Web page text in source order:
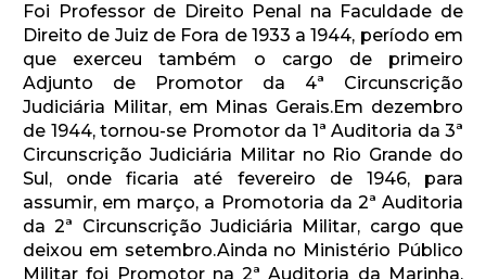
Foi Professor de Direito Penal na Faculdade de
Direito de Juiz de Fora de 1933 a 1944, período em
que exerceu também o cargo de primeiro
Adjunto de Promotor da 4ª Circunscrição
Judiciária Militar, em Minas Gerais.Em dezembro
de 1944, tornou-se Promotor da 1ª Auditoria da 3ª
Circunscrição Judiciária Militar no Rio Grande do
Sul, onde ficaria até fevereiro de 1946, para
assumir, em março, a Promotoria da 2ª Auditoria
da 2ª Circunscrição Judiciária Militar, cargo que
deixou em setembro.Ainda no Ministério Público
Militar foi Promotor na 2ª Auditoria da Marinha,